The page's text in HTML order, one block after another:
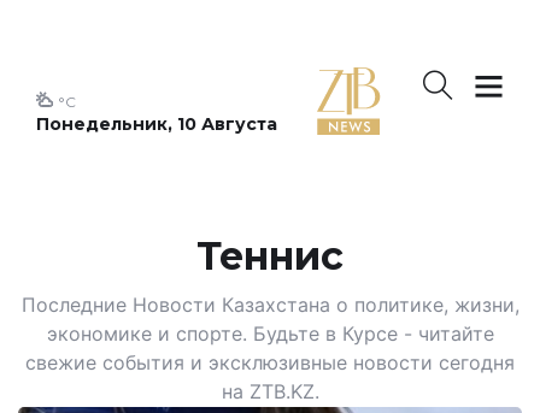
Понедельник, 10 Августа
°C
Теннис
Последние Новости Казахстана о политике, жизни,
экономике и спорте. Будьте в Курсе - читайте
свежие события и эксклюзивные новости сегодня
на ZTB.KZ.